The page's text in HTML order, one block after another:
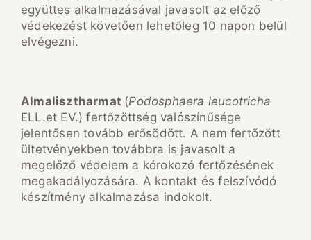
együttes alkalmazásával javasolt az előző
védekezést követően lehetőleg 10 napon belül
elvégezni.
Almalisztharmat (Podosphaera leucotricha
ELL.et EV.) fertőzöttség valószínűsége
jelentősen tovább erősödött. A nem fertőzött
ültetvényekben továbbra is javasolt a
megelőző védelem a kórokozó fertőzésének
megakadályozására. A kontakt és felszívódó
készítmény alkalmazása indokolt.